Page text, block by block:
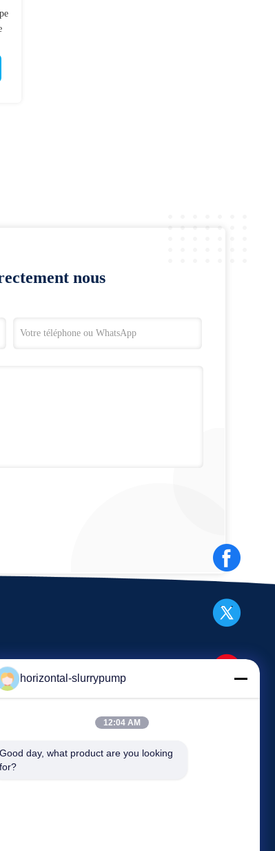
nous
horizontal-slurrypump
12:04 AM
Good day, what product are you looking
for?